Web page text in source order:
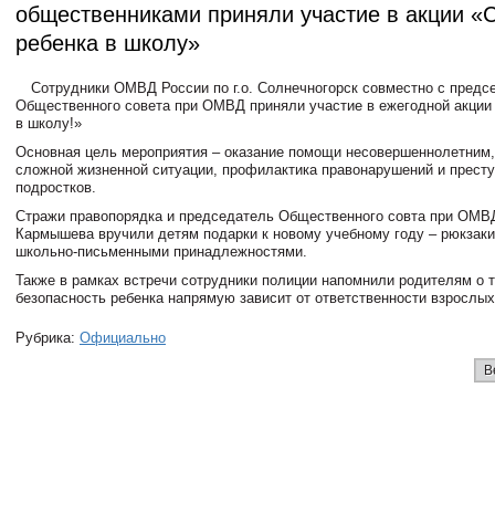
общественниками приняли участие в акции
ребенка в школу»
Сотрудники ОМВД России по г.о. Солнечногорск совместно с
Общественного совета при ОМВД приняли участие в ежегодной акции
в школу!»
Основная цель мероприятия – оказание помощи
сложной жизненной ситуации, профилактика правонарушений и
подростков.
Стражи правопорядка и председатель Общественного совта при
Кармышева вручили детям подарки к новому учебному году –
школьно-письменными принадлежностями.
Также в рамках встречи сотрудники полиции напомнили родителям о
безопасность ребенка напрямую зависит от ответственности
Рубрика: Официально